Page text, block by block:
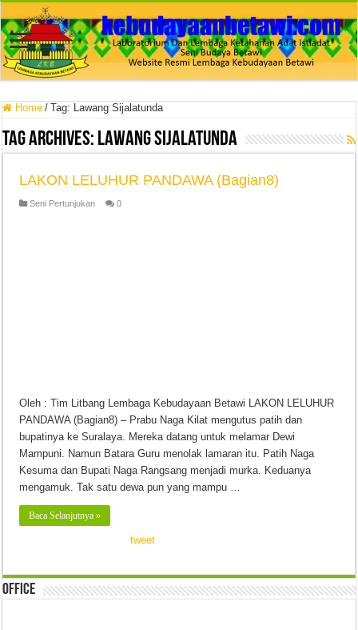
Home / Tag: Lawang Sijalatunda
Tag Archives: Lawang Sijalatunda
LAKON LELUHUR PANDAWA (Bagian8)
Seni Pertunjukan 0
Oleh : Tim Litbang Lembaga Kebudayaan Betawi LAKON LELUHUR
PANDAWA (Bagian8) – Prabu Naga Kilat mengutus patih dan
bupatinya ke Suralaya. Mereka datang untuk melamar Dewi
Mampuni. Namun Batara Guru menolak lamaran itu. Patih Naga
Kesuma dan Bupati Naga Rangsang menjadi murka. Keduanya
mengamuk. Tak satu dewa pun yang mampu …
Baca Selanjutnya »
tweet
Office